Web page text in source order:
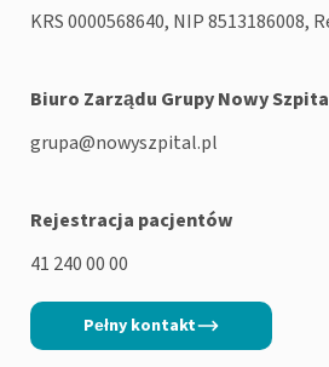
KRS 0000568640, NIP 8513186008,
Biuro Zarządu Grupy Nowy
grupa@nowyszpital.pl
Rejestracja pacjentów
41 240 00 00
Pełny kontakt